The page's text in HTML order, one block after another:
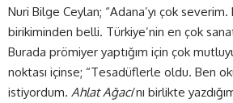
Nuri Bilge Ceylan; “Adana’yı çok
birikiminden belli. Türkiye’nin en çok
Burada prömiyer yaptığım için çok
noktası içinse; “Tesadüflerle oldu. Ben
istiyordum. Ahlat Ağacı’nı birlikte